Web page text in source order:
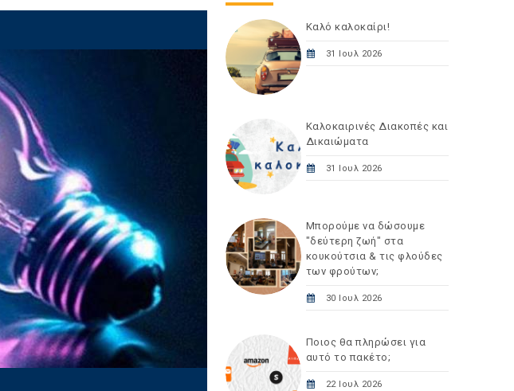
Καλό καλοκαίρι!
31 Ιουλ 2026
Καλοκαιρινές Διακοπές και
Δικαιώματα
31 Ιουλ 2026
Μπορούμε να δώσουμε
"δεύτερη ζωή" στα
κουκούτσια & τις φλούδες
των φρούτων;
30 Ιουλ 2026
Ποιος θα πληρώσει για
αυτό το πακέτο;
22 Ιουλ 2026